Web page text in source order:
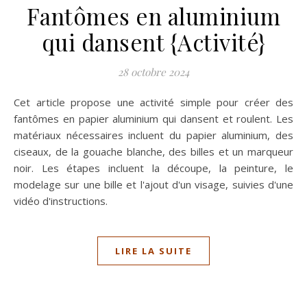
Fantômes en aluminium
qui dansent {Activité}
28 octobre 2024
Cet article propose une activité simple pour créer des
fantômes en papier aluminium qui dansent et roulent. Les
matériaux nécessaires incluent du papier aluminium, des
ciseaux, de la gouache blanche, des billes et un marqueur
noir. Les étapes incluent la découpe, la peinture, le
modelage sur une bille et l'ajout d'un visage, suivies d'une
vidéo d'instructions.
LIRE LA SUITE